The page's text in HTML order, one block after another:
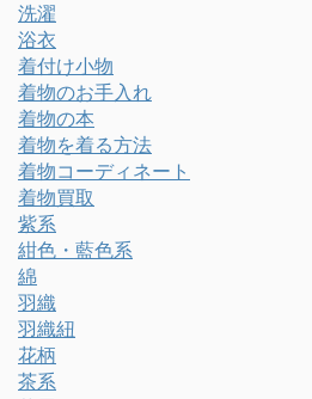
洗濯
浴衣
着付け小物
着物のお手入れ
着物の本
着物を着る方法
着物コーディネート
着物買取
紫系
紺色・藍色系
綿
羽織
羽織紐
花柄
茶系